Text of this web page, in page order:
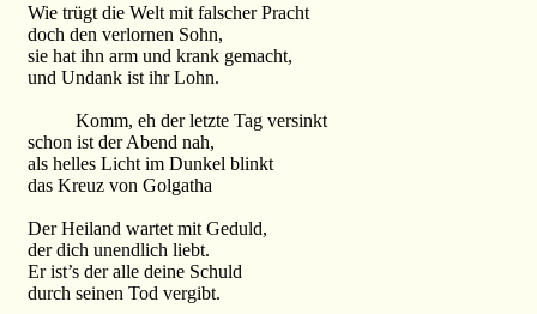
Wie trügt die Welt mit falscher Pracht
doch den verlornen Sohn,
sie hat ihn arm und krank gemacht,
und Undank ist ihr Lohn.
Komm, eh der letzte Tag versinkt
schon ist der Abend nah,
als helles Licht im Dunkel blinkt
das Kreuz von Golgatha
Der Heiland wartet mit Geduld,
der dich unendlich liebt.
Er ist’s der alle deine Schuld
durch seinen Tod vergibt.